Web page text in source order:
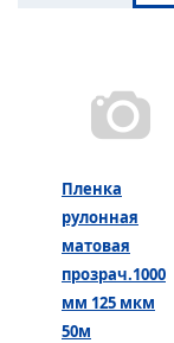
Пленка
рулонная
матовая
прозрач.1000
мм 125 мкм
50м